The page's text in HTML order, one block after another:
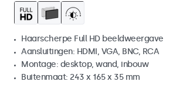
Haarscherpe Full HD beeldweergave
Aansluitingen: HDMI, VGA, BNC, RCA
Montage: desktop, wand, inbouw
Buitenmaat: 243 x 165 x 35 mm